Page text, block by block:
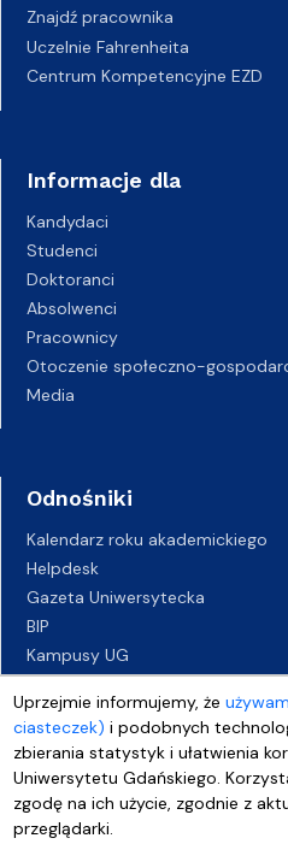
Uprzejmie informujemy, że
ciasteczek) i podobnych
zbierania statystyk i ułatwienia
Uniwersytetu Gdańskiego.
zgodę na ich użycie, zgodnie z
przeglądarki.
Znajdź pracownika
Uczelnie Fahrenheita
Centrum Kompetencyjne EZD
Informacje dla
Kandydaci
Studenci
Doktoranci
Absolwenci
Pracownicy
Otoczenie społeczno-
Media
Odnośniki
Kalendarz roku akademickiego
Helpdesk
Gazeta Uniwersytecka
BIP
Kampusy UG
Biuro Karier UG
Oferty pracy
Deklaracja dostępności